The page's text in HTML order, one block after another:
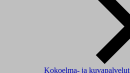
Kokoelma- ja kuvapalvelut